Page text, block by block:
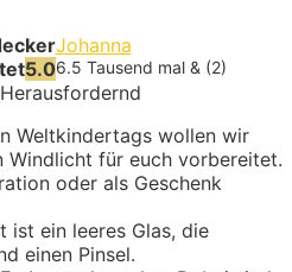
Johanna
5.06.5 Tausend mal & (2)
Herausfordernd
Weltkindertags wollen wir
Windlicht für euch vorbereitet.
oder als Geschenk
ist ein leeres Glas, die
einen Pinsel.